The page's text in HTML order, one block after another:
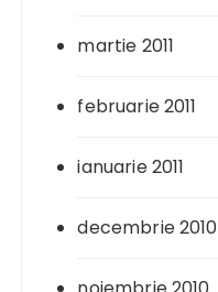
martie 2011
februarie 2011
ianuarie 2011
decembrie 2010